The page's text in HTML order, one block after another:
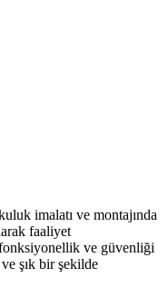
imalatı ve montajında
faaliyet
ve güvenliği
şık bir şekilde